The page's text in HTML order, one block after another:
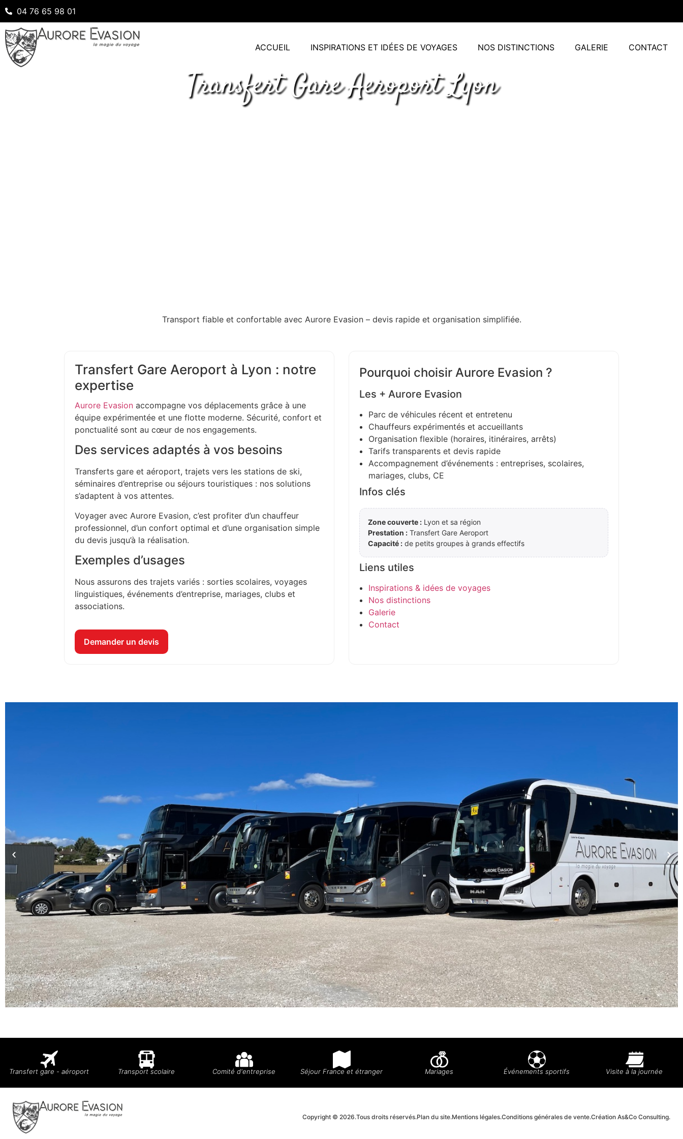
04 76 65 98 01
ACCUEIL INSPIRATIONS ET IDÉES DE VOYAGES NOS DISTINCTIONS GALERIE CONTACT
Transfert Gare Aeroport Lyon
Transport fiable et confortable avec Aurore Evasion – devis rapide et organisation simplifiée.
Transfert Gare Aeroport à Lyon : notre
expertise
Aurore Evasion accompagne vos déplacements grâce à une
équipe expérimentée et une flotte moderne. Sécurité, confort et
ponctualité sont au cœur de nos engagements.
Des services adaptés à vos besoins
Transferts gare et aéroport, trajets vers les stations de ski,
séminaires d’entreprise ou séjours touristiques : nos solutions
s’adaptent à vos attentes.
Voyager avec Aurore Evasion, c’est profiter d’un chauffeur
professionnel, d’un confort optimal et d’une organisation simple
du devis jusqu’à la réalisation.
Exemples d’usages
Nous assurons des trajets variés : sorties scolaires, voyages
linguistiques, événements d’entreprise, mariages, clubs et
associations.
Demander un devis
Pourquoi choisir Aurore Evasion ?
Les + Aurore Evasion
Parc de véhicules récent et entretenu
Chauffeurs expérimentés et accueillants
Organisation flexible (horaires, itinéraires, arrêts)
Tarifs transparents et devis rapide
Accompagnement d’événements : entreprises, scolaires,
mariages, clubs, CE
Infos clés
Zone couverte : Lyon et sa région
Prestation : Transfert Gare Aeroport
Capacité : de petits groupes à grands effectifs
Liens utiles
Inspirations & idées de voyages
Nos distinctions
Galerie
Contact
Transfert gare - aéroport Transport scolaire Comité d'entreprise Séjour France et étranger Mariages Événements sportifs Visite à la journée
Copyright © 2026.Tous droits réservés.Plan du site.Mentions légales.Conditions générales de vente.Création As&Co Consulting.